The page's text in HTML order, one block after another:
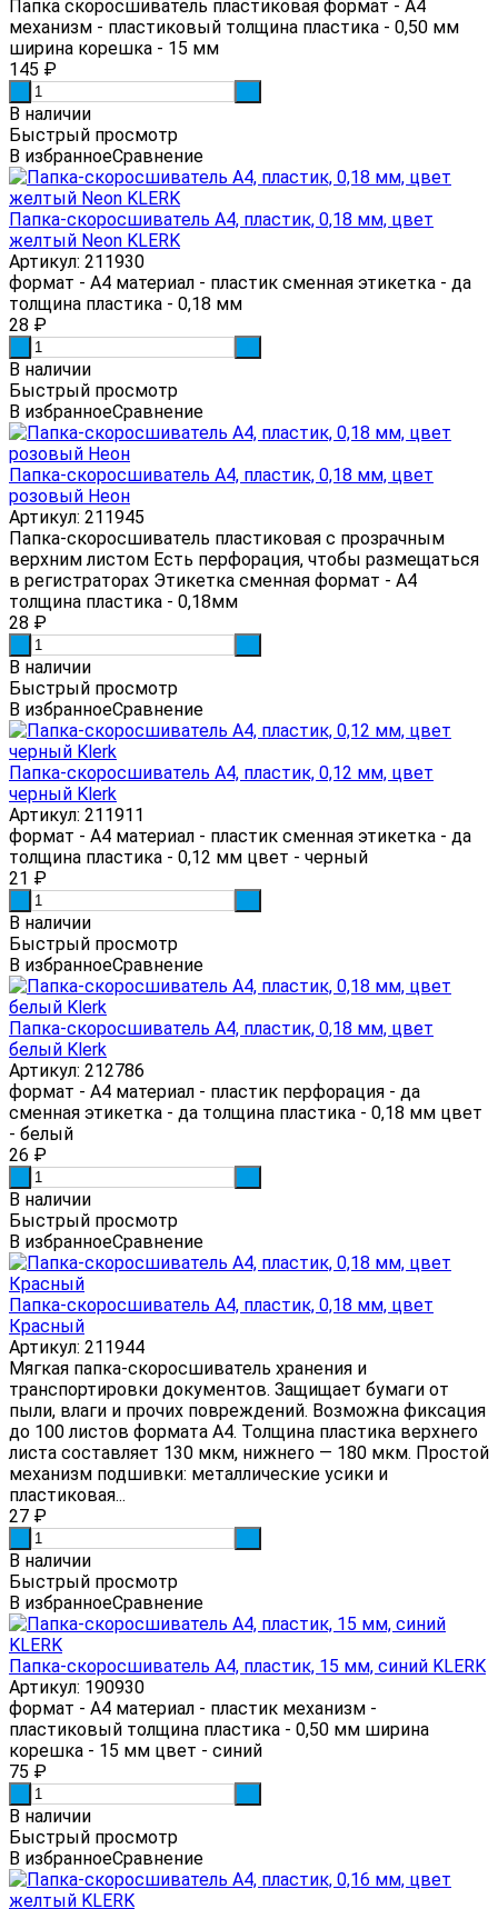
Папка скоросшиватель пластиковая формат - А4
механизм - пластиковый толщина пластика - 0,50 мм
ширина корешка - 15 мм
145 ₽
В наличии
Быстрый просмотр
В избранноеСравнение
Папка-скоросшиватель А4, пластик, 0,18 мм, цвет
желтый Neon KLERK
Артикул: 211930
формат - А4 материал - пластик сменная этикетка - да
толщина пластика - 0,18 мм
28 ₽
В наличии
Быстрый просмотр
В избранноеСравнение
Папка-скоросшиватель А4, пластик, 0,18 мм, цвет
розовый Неон
Артикул: 211945
Папка-скоросшиватель пластиковая с прозрачным
верхним листом Есть перфорация, чтобы размещаться
в регистраторах Этикетка сменная формат - А4
толщина пластика - 0,18мм
28 ₽
В наличии
Быстрый просмотр
В избранноеСравнение
Папка-скоросшиватель А4, пластик, 0,12 мм, цвет
черный Klerk
Артикул: 211911
формат - А4 материал - пластик сменная этикетка - да
толщина пластика - 0,12 мм цвет - черный
21 ₽
В наличии
Быстрый просмотр
В избранноеСравнение
Папка-скоросшиватель А4, пластик, 0,18 мм, цвет
белый Klerk
Артикул: 212786
формат - А4 материал - пластик перфорация - да
сменная этикетка - да толщина пластика - 0,18 мм цвет
- белый
26 ₽
В наличии
Быстрый просмотр
В избранноеСравнение
Папка-скоросшиватель А4, пластик, 0,18 мм, цвет
Красный
Артикул: 211944
Мягкая папка-скоросшиватель хранения и
транспортировки документов. Защищает бумаги от
пыли, влаги и прочих повреждений. Возможна фиксация
до 100 листов формата А4. Толщина пластика верхнего
листа составляет 130 мкм, нижнего — 180 мкм. Простой
механизм подшивки: металлические усики и
пластиковая...
27 ₽
В наличии
Быстрый просмотр
В избранноеСравнение
Папка-скоросшиватель А4, пластик, 15 мм, синий KLERK
Артикул: 190930
формат - А4 материал - пластик механизм -
пластиковый толщина пластика - 0,50 мм ширина
корешка - 15 мм цвет - синий
75 ₽
В наличии
Быстрый просмотр
В избранноеСравнение